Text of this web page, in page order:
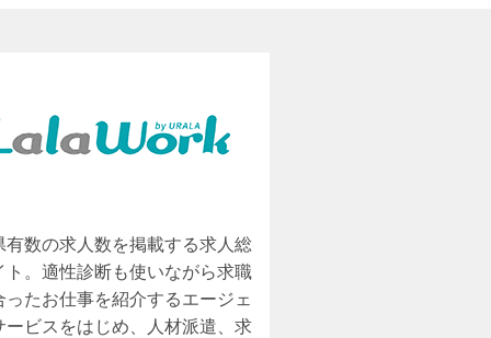
有数の求人数を掲載する求人総
ト。適性診断も使いながら求職
ったお仕事を紹介するエージェ
ービスをはじめ、人材派遣、求